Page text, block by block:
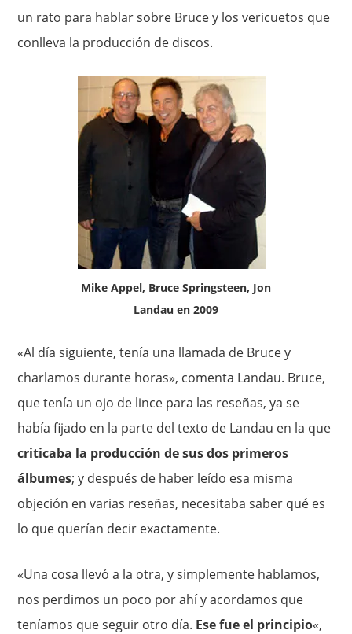
un rato para hablar sobre Bruce y los vericuetos que
conlleva la producción de discos.
Mike Appel, Bruce Springsteen, Jon
Landau en 2009
«Al día siguiente, tenía una llamada de Bruce y
charlamos durante horas», comenta Landau. Bruce,
que tenía un ojo de lince para las reseñas, ya se
había fijado en la parte del texto de Landau en la que
criticaba la producción de sus dos primeros
álbumes; y después de haber leído esa misma
objeción en varias reseñas, necesitaba saber qué es
lo que querían decir exactamente.
«Una cosa llevó a la otra, y simplemente hablamos,
nos perdimos un poco por ahí y acordamos que
teníamos que seguir otro día. Ese fue el principio«,